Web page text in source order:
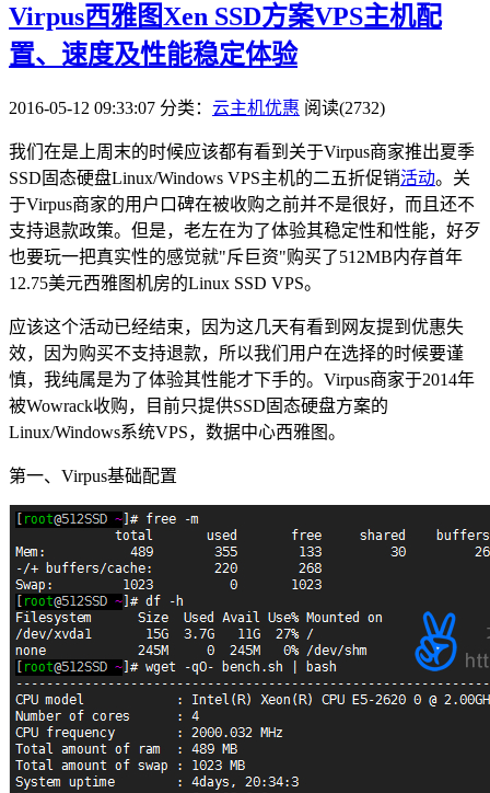
Virpus西雅图Xen SSD方案VPS主机配
置、速度及性能稳定体验
2016-05-12 09:33:07 分类： 云主机优惠 阅读(2732)
我们在是上周末的时候应该都有看到关于Virpus商家推出夏季
SSD固态硬盘Linux/Windows VPS主机的二五折促销活动。关
于Virpus商家的用户口碑在被收购之前并不是很好，而且还不
支持退款政策。但是，老左在为了体验其稳定性和性能，好歹
也要玩一把真实性的感觉就"斥巨资"购买了512MB内存首年
12.75美元西雅图机房的Linux SSD VPS。
应该这个活动已经结束，因为这几天有看到网友提到优惠失
效，因为购买不支持退款，所以我们用户在选择的时候要谨
慎，我纯属是为了体验其性能才下手的。Virpus商家于2014年
被Wowrack收购，目前只提供SSD固态硬盘方案的
Linux/Windows系统VPS，数据中心西雅图。
第一、Virpus基础配置